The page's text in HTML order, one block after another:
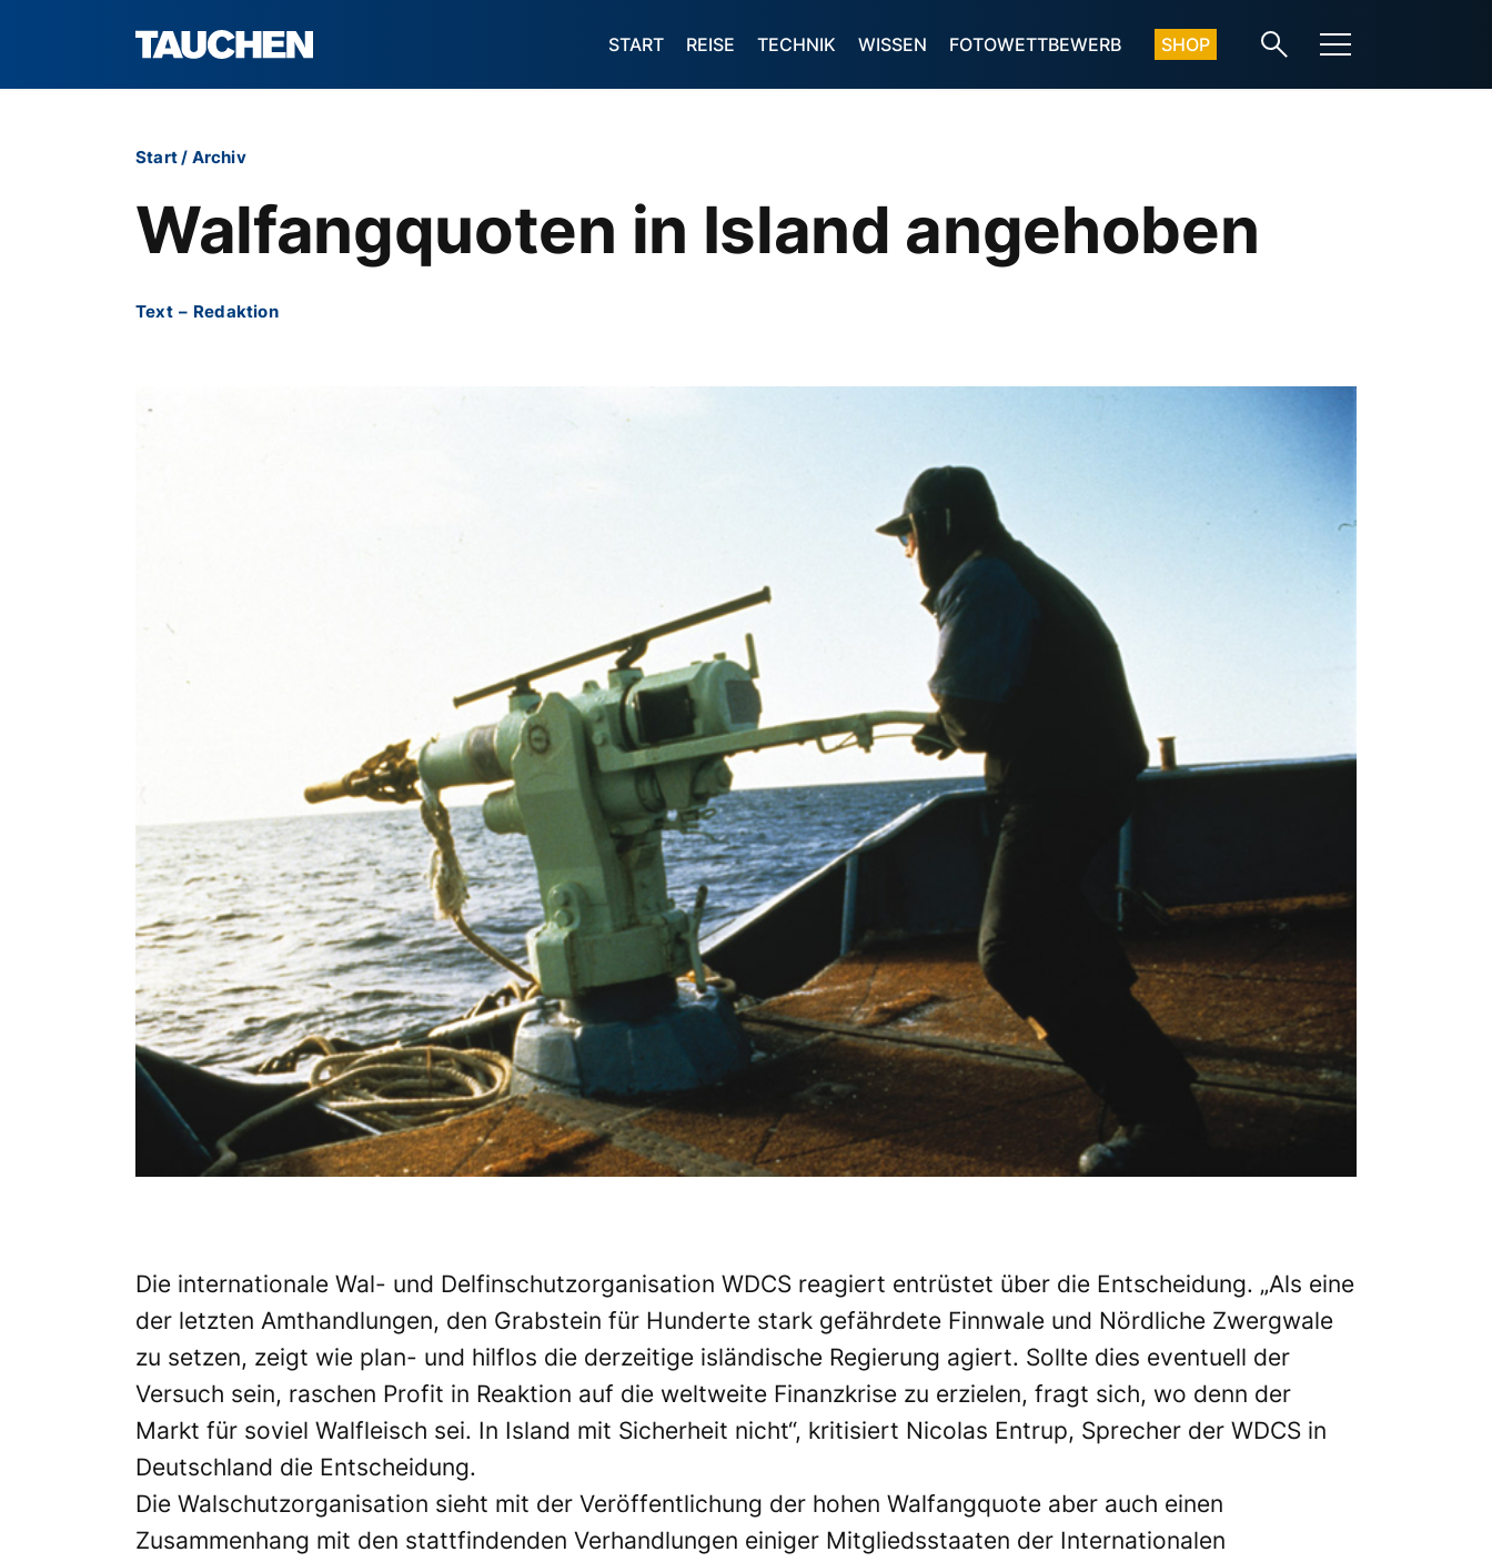
START REISE TECHNIK WISSEN FOTOWETTBEWERB SHOP
Start/ Archiv
Walfangquoten in Island angehoben
Text – Redaktion
Die internationale Wal- und Delfinschutzorganisation WDCS reagiert entrüstet über die Entscheidung. „Als eine
der letzten Amthandlungen, den Grabstein für Hunderte stark gefährdete Finnwale und Nördliche Zwergwale
zu setzen, zeigt wie plan- und hilflos die derzeitige isländische Regierung agiert. Sollte dies eventuell der
Versuch sein, raschen Profit in Reaktion auf die weltweite Finanzkrise zu erzielen, fragt sich, wo denn der
Markt für soviel Walfleisch sei. In Island mit Sicherheit nicht“, kritisiert Nicolas Entrup, Sprecher der WDCS in
Deutschland die Entscheidung.
Die Walschutzorganisation sieht mit der Veröffentlichung der hohen Walfangquote aber auch einen
Zusammenhang mit den stattfindenden Verhandlungen einiger Mitgliedsstaaten der Internationalen